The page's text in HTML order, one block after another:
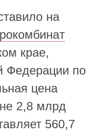
на
крае,
Федерации по
цена
2,8 млрд
560,7